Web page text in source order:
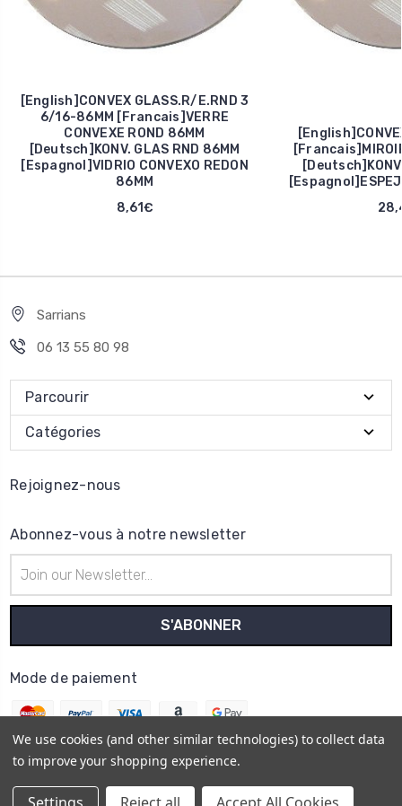
[English]CONVEX GLASS.R/E.RND 3
6/16-86MM [Francais]VERRE
CONVEXE ROND 86MM
[Deutsch]KONV. GLAS RND 86MM
[Espagnol]VIDRIO CONVEXO REDON
86MM
8,61€
Sarrians
06 13 55 80 98
Parcourir
Catégories
Rejoignez-nous
Abonnez-vous à notre newsletter
e-
mail
Mode de paiement
We use cookies (and other similar technologies) to collect data
to improve your shopping experience.